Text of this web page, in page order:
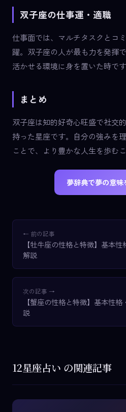
双子座の仕事運・適職
仕事面では、マルチタスクとコ
躍。双子座の人が最も力を発揮
活かせる環境に身を置いた時です
まとめ
双子座は知的好奇心旺盛で社交
持った星座です。自分の強みを
ことで、より豊かな人生を歩む
夢辞典で夢の意
← 前の記事
【牡牛座の性格と特徴】基本
解説
次の記事 →
【蟹座の性格と特徴】基本性
説
12星座占い の関連記事